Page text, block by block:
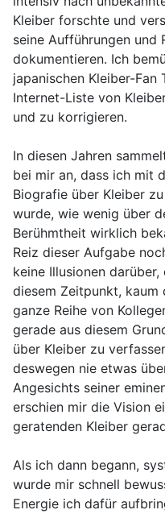
Kleiber forschte und
seine Aufführungen und
dokumentieren. Ich
japanischen Kleiber-Fan
Internet-Liste von
und zu korrigieren.
In diesen Jahren
bei mir an, dass ich mit
Biografie über Kleiber
wurde, wie wenig über
Berühmtheit wirklich
Reiz dieser Aufgabe
keine Illusionen
diesem Zeitpunkt, kaum
ganze Reihe von
gerade aus diesem
über Kleiber zu
deswegen nie etwas
Angesichts seiner
erschien mir die Vision
geratenden Kleiber
Als ich dann begann,
wurde mir schnell
Energie ich dafür